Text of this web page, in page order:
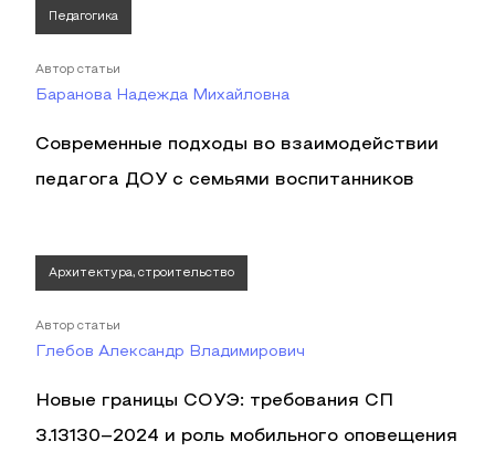
Педагогика
Автор статьи
Баранова Надежда Михайловна
Современные подходы во взаимодействии
педагога ДОУ с семьями воспитанников
Архитектура, строительство
Автор статьи
Глебов Александр Владимирович
Новые границы СОУЭ: требования СП
3.13130–2024 и роль мобильного оповещения